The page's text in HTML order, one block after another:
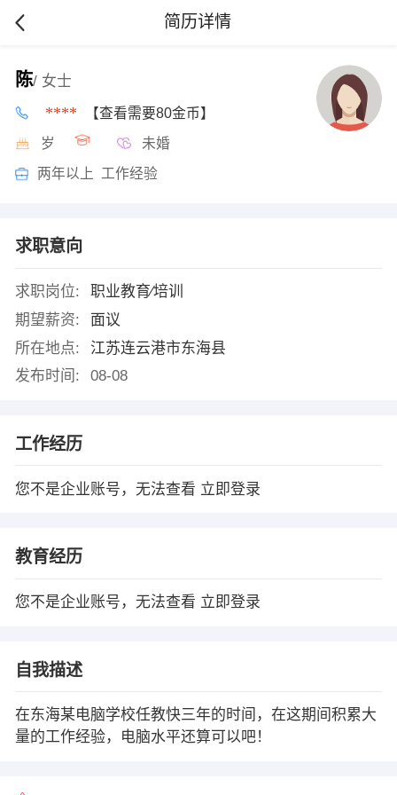
简历详情
陈/ 女士
**** 【查看需要80金币】
岁 未婚
两年以上 工作经验
求职意向
求职岗位:
职业教育∕培训
期望薪资:
面议
所在地点:
江苏连云港市东海县
发布时间:
08-08
工作经历
您不是企业账号，无法查看 立即登录
教育经历
您不是企业账号，无法查看 立即登录
自我描述
在东海某电脑学校任教快三年的时间，在这期间积累大
量的工作经验，电脑水平还算可以吧！